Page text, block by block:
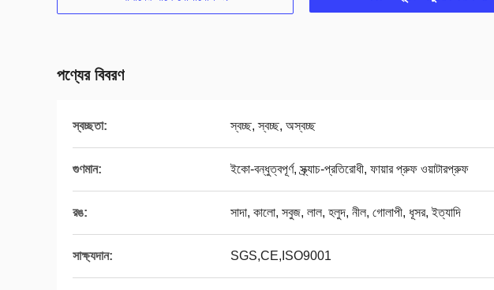
পণ্যের বিবরণ
স্বচ্ছতা: স্বচ্ছ, স্বচ্ছ, অস্বচ্ছ
গুণমান: ইকো-বন্ধুত্বপূর্ণ, স্ক্র্যাচ-প্রতিরোধী, ফায়ার প্রুফ ওয়াটারপ্রুফ
রঙ: সাদা, কালো, সবুজ, লাল, হলুদ, নীল, গোলাপী, ধূসর, ইত্যাদি
সাক্ষ্যদান: SGS,CE,ISO9001